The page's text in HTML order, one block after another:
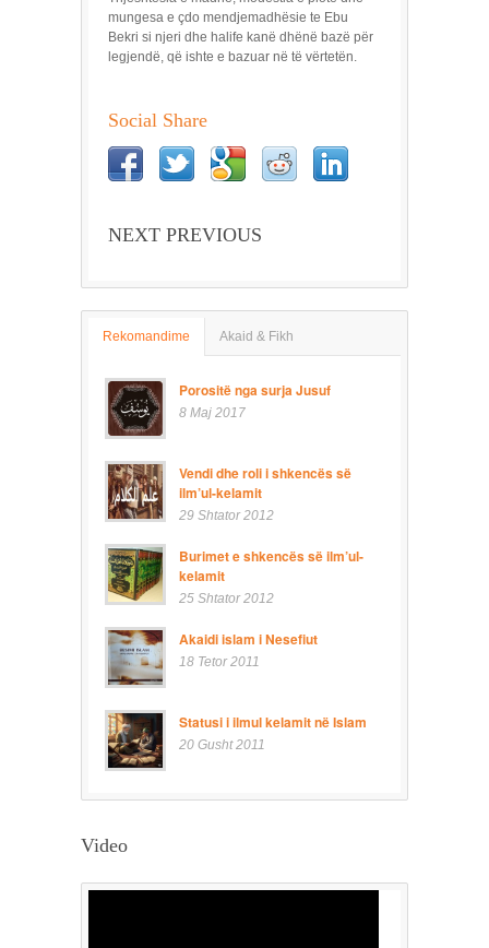
mungesa e çdo mendjemadhësie te Ebu
Bekri si njeri dhe halife kanë dhënë bazë për
legjendë, që ishte e bazuar në të vërtetën.
Social Share
NEXT PREVIOUS
Rekomandime Akaid & Fikh
Porositë nga surja Jusuf
8 Maj 2017
Vendi dhe roli i shkencës së
ilm’ul-kelamit
29 Shtator 2012
Burimet e shkencës së ilm’ul-
kelamit
25 Shtator 2012
Akaidi islam i Nesefiut
18 Tetor 2011
Statusi i ilmul kelamit në Islam
20 Gusht 2011
Video